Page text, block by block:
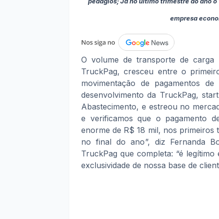
empresa
O volume de transporte de carga
TruckPag, cresceu entre o
movimentação de pagamentos
desenvolvimento da TruckPag,
Abastecimento, e estreou no
e verificamos que o pagamento
enorme de R$ 18 mil, nos primeiros
no final do ano”, diz Fernanda
TruckPag que completa: “é
exclusividade de nossa base de